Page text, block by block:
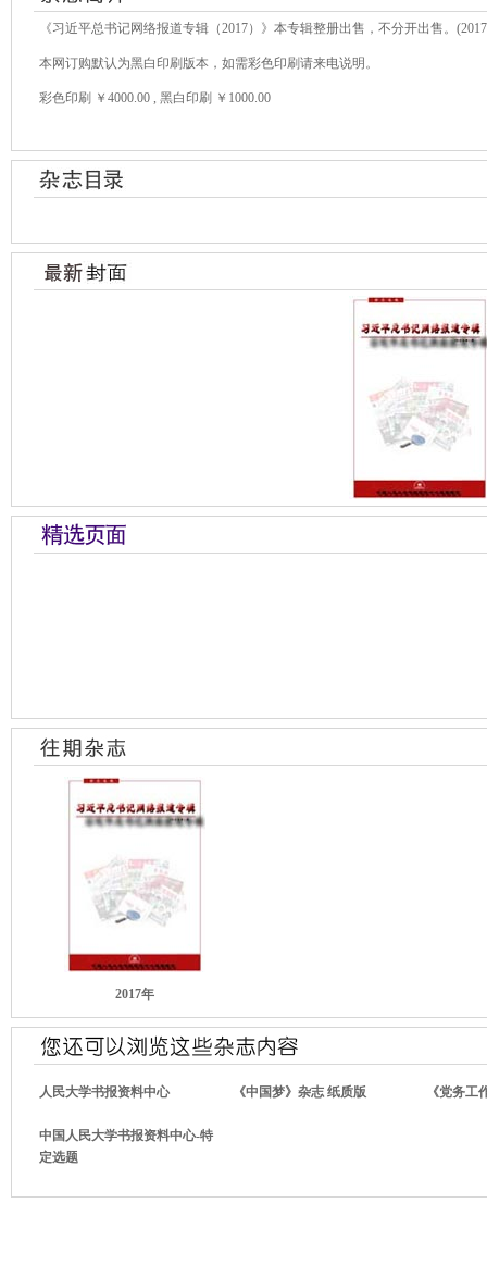
《习近平总书记网络报道专辑（2017）》本专辑整册出售，不分开出售。
本网订购默认为黑白印刷版本，如需彩色印刷请来电说明。
彩色印刷 ￥4000.00 , 黑白印刷 ￥1000.00
2017年
人民大学书报资料中心 《中国梦》杂志 纸质版 《党务工
中国人民大学书报资料中心-特
定选题